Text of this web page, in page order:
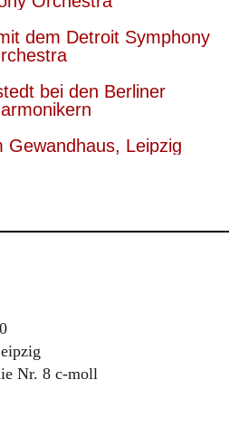
dem Detroit Symphony
bei den Berliner
Gewandhaus, Leipzig
Nr. 8 c-moll